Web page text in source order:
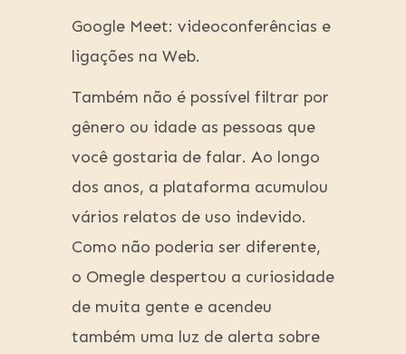
Google Meet: videoconferências e
ligações na Web.
Também não é possível filtrar por
gênero ou idade as pessoas que
você gostaria de falar. Ao longo
dos anos, a plataforma acumulou
vários relatos de uso indevido.
Como não poderia ser diferente,
o Omegle despertou a curiosidade
de muita gente e acendeu
também uma luz de alerta sobre